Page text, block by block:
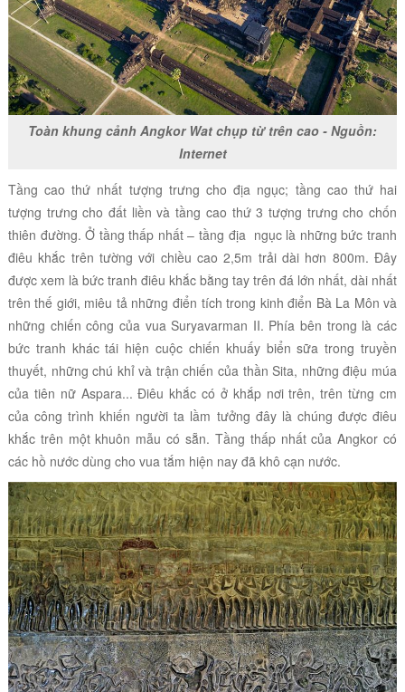
Toàn khung cảnh Angkor Wat chụp từ trên cao - Nguồn:
Internet
Tầng cao thứ nhất tượng trưng cho địa ngục; tầng cao thứ hai
tượng trưng cho đất liền và tầng cao thứ 3 tượng trưng cho chốn
thiên đường. Ở tầng thấp nhất – tầng địa ngục là những bức tranh
điêu khắc trên tường với chiều cao 2,5m trải dài hơn 800m. Đây
được xem là bức tranh điêu khắc bằng tay trên đá lớn nhất, dài nhất
trên thế giới, miêu tả những điển tích trong kinh điển Bà La Môn và
những chiến công của vua Suryavarman II. Phía bên trong là các
bức tranh khác tái hiện cuộc chiến khuấy biển sữa trong truyền
thuyết, những chú khỉ và trận chiến của thần Sita, những điệu múa
của tiên nữ Aspara... Điêu khắc có ở khắp nơi trên, trên từng cm
của công trình khiến người ta lầm tưởng đây là chúng được điêu
khắc trên một khuôn mẫu có sẵn. Tầng thấp nhất của Angkor có
các hồ nước dùng cho vua tắm hiện nay đã khô cạn nước.